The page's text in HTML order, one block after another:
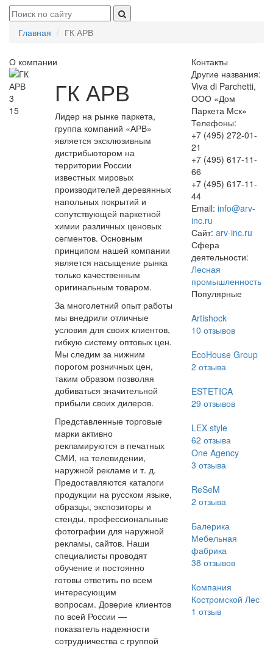
Главная ГК АРВ
О компании
3
15
ГК АРВ
Лидер на рынке паркета,
группа компаний «АРВ»
является эксклюзивным
дистрибьютором на
территории России
известных мировых
производителей деревянных
напольных покрытий и
сопутствующей паркетной
химии различных ценовых
сегментов. Основным
принципом нашей компании
является насыщение рынка
только качественным
оригинальным товаром.
За многолетний опыт работы
мы внедрили отличные
условия для своих клиентов,
гибкую систему оптовых цен.
Мы следим за нижним
порогом розничных цен,
таким образом позволяя
добиваться значительной
прибыли своих дилеров.
Представленные торговые
марки активно
рекламируются в печатных
СМИ, на телевидении,
наружной рекламе и т. д.
Предоставляются каталоги
продукции на русском языке,
образцы, экспозиторы и
стенды, профессиональные
фотографии для наружной
рекламы, сайтов. Наши
специалисты проводят
обучение и постоянно
готовы ответить по всем
интересующим
вопросам. Доверие клиентов
по всей России —
показатель надежности
сотрудничества с группой
Контакты
Другие названия:
Viva di Parchetti,
ООО «Дом
Паркета Мск»
Телефоны:
+7 (495) 272-01-
21
+7 (495) 617-11-
66
+7 (495) 617-11-
44
Email: info@arv-
inc.ru
Сайт: arv-inc.ru
Сфера
деятельности:
Лесная
промышленность
Популярные
Artishock
10 отзывов
EcoHouse Group
2 отзыва
ESTETICA
29 отзывов
LEX style
62 отзыва
One Agency
3 отзыва
ReSeM
2 отзыва
Балерика
Мебельная
фабрика
38 отзывов
Компания
Костромской Лес
1 отзыв